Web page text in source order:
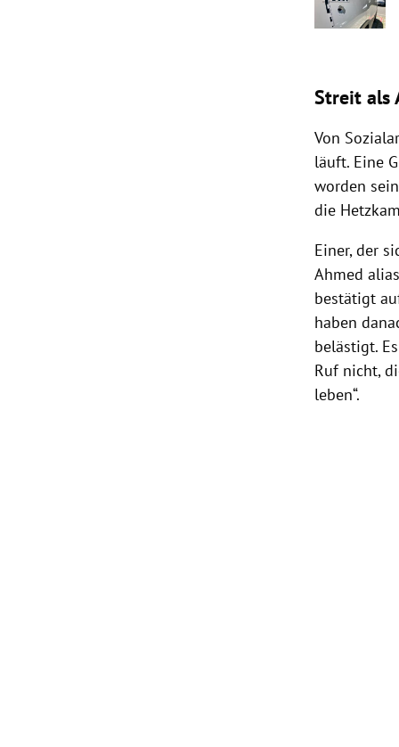
Streit als
Von
läuft. Eine
worden
die
Einer, der
Ahmed
bestätigt
haben
belästigt.
Ruf nicht,
leben“.